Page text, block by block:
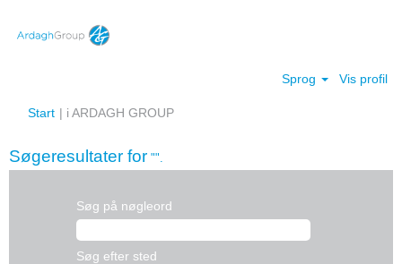
Sprog Vis profil
Start | i ARDAGH GROUP(aktuel
Søgeresultater for "".
Søg på nøgleord
Søg efter sted